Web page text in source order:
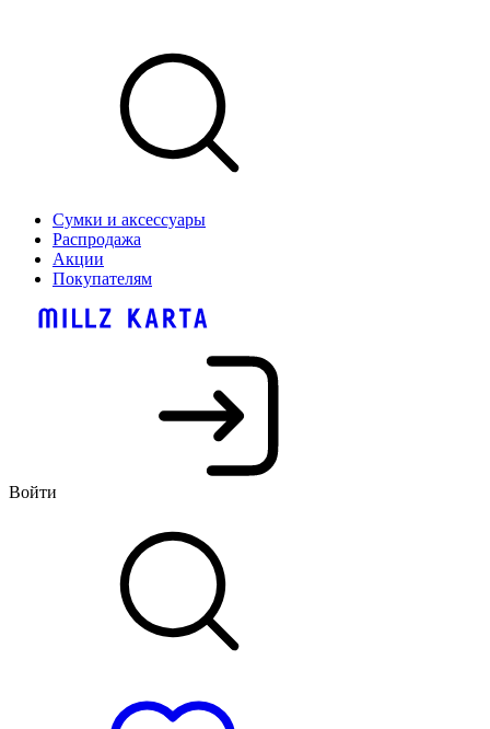
Сумки и аксессуары
Распродажа
Акции
Покупателям
Войти